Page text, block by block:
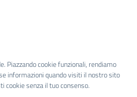
Piazzando cookie funzionali, rendiamo
informazioni quando visiti il nostro sito
cookie senza il tuo consenso.